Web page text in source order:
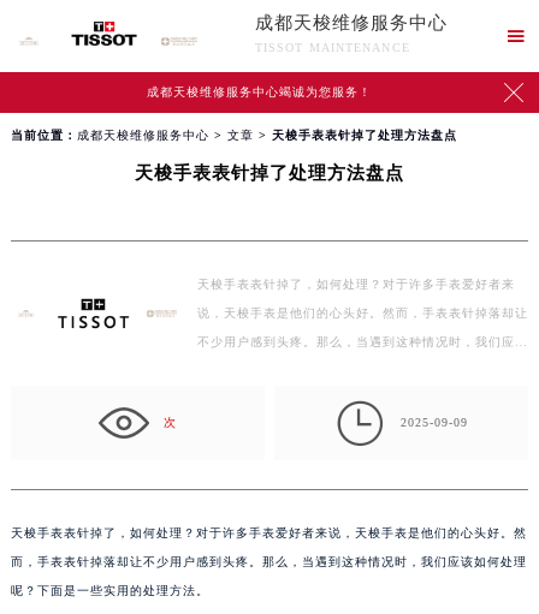
成都天梭维修服务中心
TISSOT MAINTENANCE

成都天梭维修服务中心竭诚为您服务！ 
当前位置： 成都天梭维修服务中心 > 文章 > 天梭手表表针掉了处理方法盘点
天梭手表表针掉了处理方法盘点
天梭手表表针掉了，如何处理？对于许多手表爱好者来
说，天梭手表是他们的心头好。然而，手表表针掉落却让
不少用户感到头疼。那么，当遇到这种情况时，我们应该
次  2025-09-09
天梭手表表针掉了，如何处理？对于许多手表爱好者来说，天梭手表是他们的心头好。然
而，手表表针掉落却让不少用户感到头疼。那么，当遇到这种情况时，我们应该如何处理
呢？下面是一些实用的处理方法。